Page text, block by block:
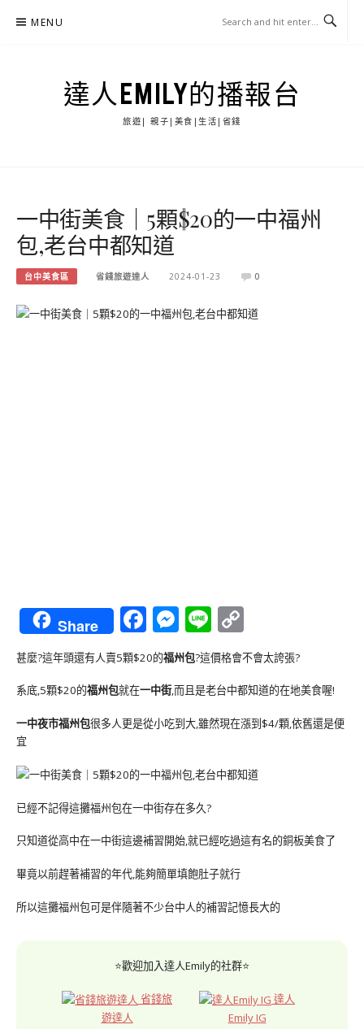
MENU
達人EMILY的播報台
旅遊| 親子|美食|生活|省錢
一中街美食｜5顆$20的一中福州
包,老台中都知道
台中美食區 省錢旅遊達人 2024-01-23 0
Share Facebook
Messenger
Line
Link
甚麼?這年頭還有人賣5顆$20的福州包?這價格會不會太誇張?
系底,5顆$20的福州包就在一中街,而且是老台中都知道的在地美食喔!
一中夜市福州包很多人更是從小吃到大,雖然現在漲到$4/顆,依舊還是便
宜
已經不記得這攤福州包在一中街存在多久?
只知道從高中在一中街這邊補習開始,就已經吃過這有名的銅板美食了
畢竟以前趕著補習的年代,能夠簡單填飽肚子就行
所以這攤福州包可是伴隨著不少台中人的補習記憶長大的
⭐歡迎加入達人Emily的社群⭐
省錢旅
遊達人
達人
Emily IG